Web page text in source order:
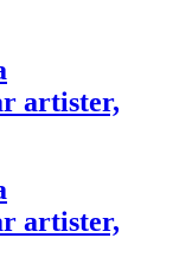
artister,
artister,